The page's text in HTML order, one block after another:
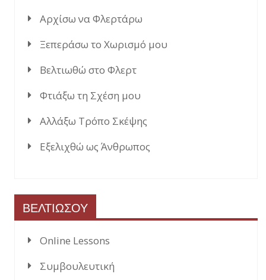
Αρχίσω να Φλερτάρω
Ξεπεράσω το Χωρισμό μου
Βελτιωθώ στο Φλερτ
Φτιάξω τη Σχέση μου
Αλλάξω Τρόπο Σκέψης
Εξελιχθώ ως Άνθρωπος
ΒΕΛΤΙΩΣΟΥ
Online Lessons
Συμβουλευτική